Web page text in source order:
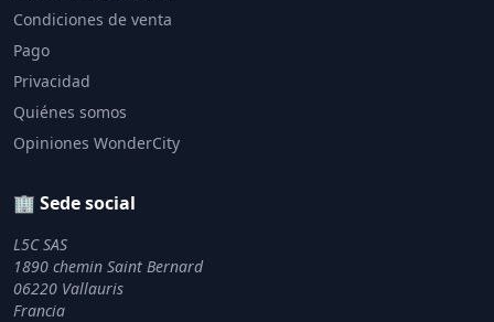
Condiciones de venta
Pago
Privacidad
Quiénes somos
Opiniones WonderCity
🏢 Sede social
L5C SAS
1890 chemin Saint Bernard
06220 Vallauris
Francia